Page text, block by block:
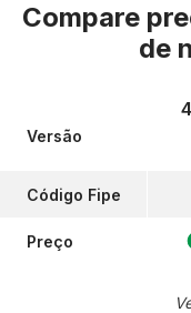
Compare
de
Versão
Código Fipe
Preço